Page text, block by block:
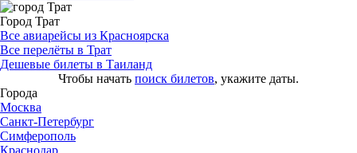
Город Трат
Все авиарейсы из Красноярска
Все перелёты в Трат
Дешевые билеты в Таиланд
Чтобы начать поиск билетов, укажите даты.
Города
Москва
Санкт-Петербург
Симферополь
Краснодар